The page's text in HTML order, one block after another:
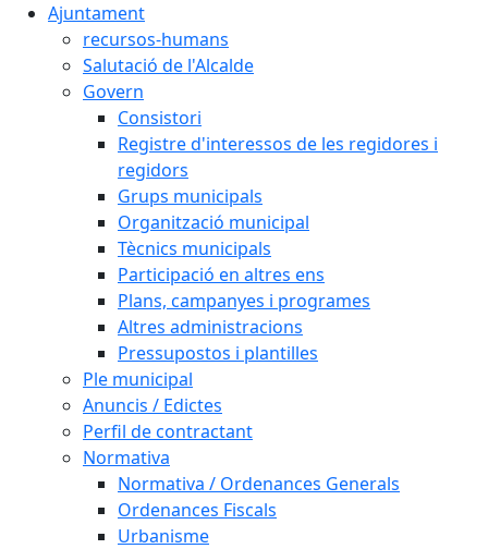
Ajuntament
recursos-humans
Salutació de l'Alcalde
Govern
Consistori
Registre d'interessos de les regidores i
regidors
Grups municipals
Organització municipal
Tècnics municipals
Participació en altres ens
Plans, campanyes i programes
Altres administracions
Pressupostos i plantilles
Ple municipal
Anuncis / Edictes
Perfil de contractant
Normativa
Normativa / Ordenances Generals
Ordenances Fiscals
Urbanisme